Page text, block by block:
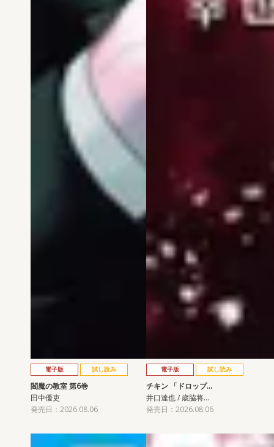
電子版 試し読み
閻魔の教室 第6巻
田中優吏
発売日：2026.08.06
電子版 試し読み
チキン 「ドロップ…
井口達也 / 歳脇将…
発売日：2026.08.06